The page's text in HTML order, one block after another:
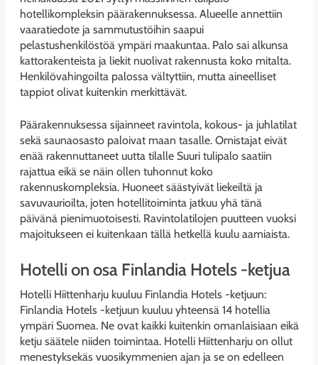
hotellikompleksin päärakennuksessa. Alueelle annettiin
vaaratiedote ja sammutustöihin saapui
pelastushenkilöstöä ympäri maakuntaa. Palo sai alkunsa
kattorakenteista ja liekit nuolivat rakennusta koko mitalta.
Henkilövahingoilta palossa vältyttiin, mutta aineelliset
tappiot olivat kuitenkin merkittävät.
Päärakennuksessa sijainneet ravintola, kokous- ja juhlatilat
sekä saunaosasto paloivat maan tasalle. Omistajat eivät
enää rakennuttaneet uutta tilalle Suuri tulipalo saatiin
rajattua eikä se näin ollen tuhonnut koko
rakennuskompleksia. Huoneet säästyivät liekeiltä ja
savuvaurioilta, joten hotellitoiminta jatkuu yhä tänä
päivänä pienimuotoisesti. Ravintolatilojen puutteen vuoksi
majoitukseen ei kuitenkaan tällä hetkellä kuulu aamiaista.
Hotelli on osa Finlandia Hotels -ketjua
Hotelli Hiittenharju kuuluu Finlandia Hotels -ketjuun:
Finlandia Hotels -ketjuun kuuluu yhteensä 14 hotellia
ympäri Suomea. Ne ovat kaikki kuitenkin omanlaisiaan eikä
ketju säätele niiden toimintaa. Hotelli Hiittenharju on ollut
menestyksekäs vuosikymmenien ajan ja se on edelleen